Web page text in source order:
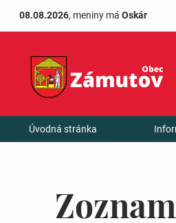
08.08.2026, meniny má Oskár
Úvodná stránka